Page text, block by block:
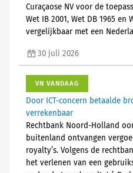
Curaçaose NV voor de
Wet IB 2001, Wet DB 1965 en
vergelijkbaar met een
30 juli 2026
VN VANDAAG
Door ICT-concern betaalde
verrekenbaar
Rechtbank Noord-Holland
buitenland ontvangen
royalty’s. Volgens de
het verlenen van een